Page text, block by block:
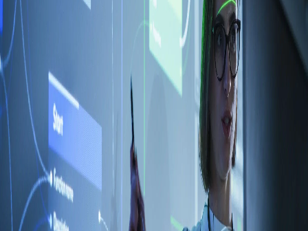
ÁREA DO ALUNO LOGIN